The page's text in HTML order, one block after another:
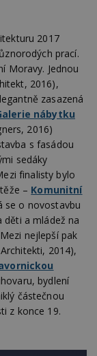
2017
prací.
Moravy. Jednou
2016),
zasazená
nábytku
2016)
s fasádou
sedáky
finalisty bylo
– Komunitní
se o novostavbu
děti a mládež na
nejlepší pak
2014),
bydlení
částečnou
z konce 19.